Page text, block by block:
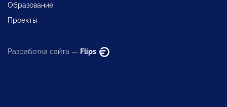
Образование
Проекты
Разработка сайта — Flips